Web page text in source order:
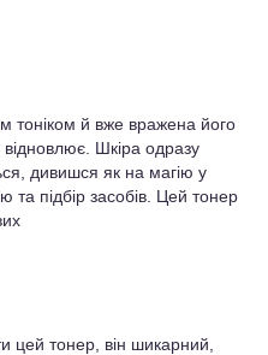
тоніком й вже вражена його
Шкіра одразу
дивишся як на магію у
та підбір засобів. Цей тонер
цей тонер, він шикарний,